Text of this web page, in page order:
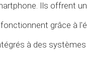
Ils offrent
grâce à
à des